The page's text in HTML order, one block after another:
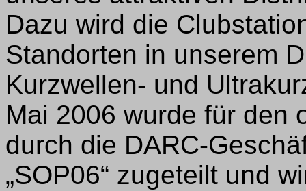
Dazu wird die
Standorten in unserem
Kurzwellen- und
Mai 2006 wurde für den
durch die DARC-
„SOP06“ zugeteilt und